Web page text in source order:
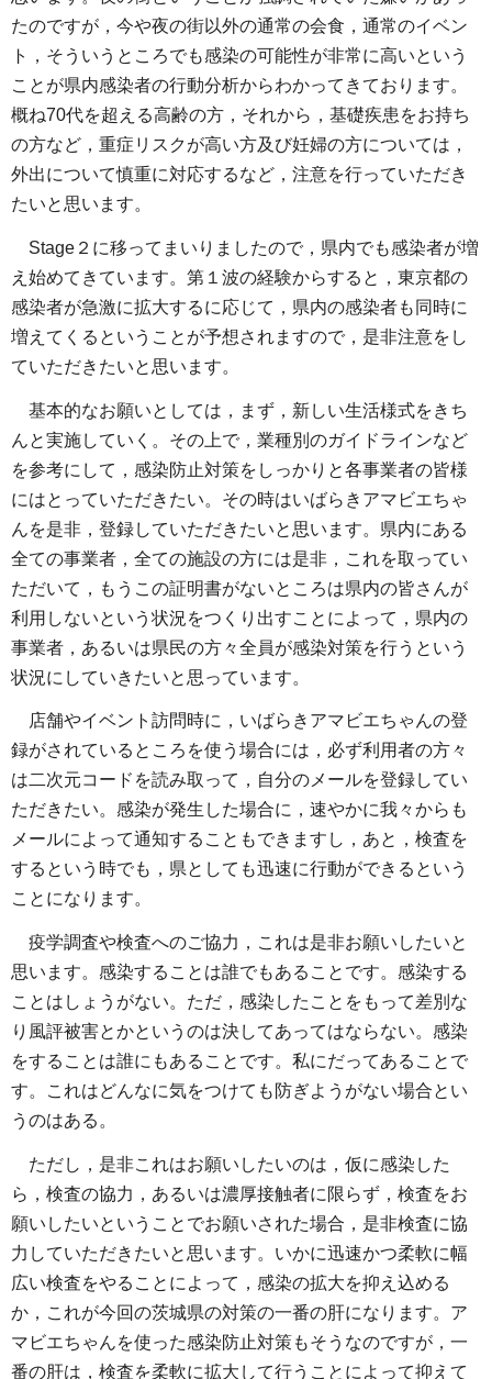
たのですが，今や夜の街以外の通常の会食，通常のイベン
ト，そういうところでも感染の可能性が非常に高いという
ことが県内感染者の行動分析からわかってきております。
概ね70代を超える高齢の方，それから，基礎疾患をお持ち
の方など，重症リスクが高い方及び妊婦の方については，
外出について慎重に対応するなど，注意を行っていただき
たいと思います。
Stage２に移ってまいりましたので，県内でも感染者が増
え始めてきています。第１波の経験からすると，東京都の
感染者が急激に拡大するに応じて，県内の感染者も同時に
増えてくるということが予想されますので，是非注意をし
ていただきたいと思います。
基本的なお願いとしては，まず，新しい生活様式をきち
んと実施していく。その上で，業種別のガイドラインなど
を参考にして，感染防止対策をしっかりと各事業者の皆様
にはとっていただきたい。その時はいばらきアマビエちゃ
んを是非，登録していただきたいと思います。県内にある
全ての事業者，全ての施設の方には是非，これを取ってい
ただいて，もうこの証明書がないところは県内の皆さんが
利用しないという状況をつくり出すことによって，県内の
事業者，あるいは県民の方々全員が感染対策を行うという
状況にしていきたいと思っています。
店舗やイベント訪問時に，いばらきアマビエちゃんの登
録がされているところを使う場合には，必ず利用者の方々
は二次元コードを読み取って，自分のメールを登録してい
ただきたい。感染が発生した場合に，速やかに我々からも
メールによって通知することもできますし，あと，検査を
するという時でも，県としても迅速に行動ができるという
ことになります。
疫学調査や検査へのご協力，これは是非お願いしたいと
思います。感染することは誰でもあることです。感染する
ことはしょうがない。ただ，感染したことをもって差別な
り風評被害とかというのは決してあってはならない。感染
をすることは誰にもあることです。私にだってあることで
す。これはどんなに気をつけても防ぎようがない場合とい
うのはある。
ただし，是非これはお願いしたいのは，仮に感染した
ら，検査の協力，あるいは濃厚接触者に限らず，検査をお
願いしたいということでお願いされた場合，是非検査に協
力していただきたいと思います。いかに迅速かつ柔軟に幅
広い検査をやることによって，感染の拡大を抑え込める
か，これが今回の茨城県の対策の一番の肝になります。ア
マビエちゃんを使った感染防止対策もそうなのですが，一
番の肝は，検査を柔軟に拡大して行うことによって抑えて